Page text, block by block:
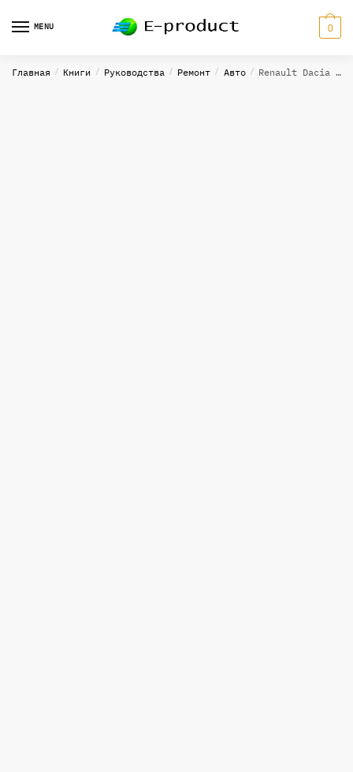
to
to
MENU 0
Главная / Книги / Руководства / Ремонт / Авто / Renault Dacia Sandero с 2008, пошаговое руководство в ремонте